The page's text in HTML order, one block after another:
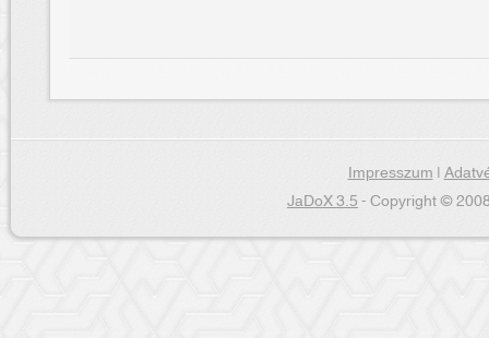
Impresszum|
JaDoX 3.5- Copyright ©